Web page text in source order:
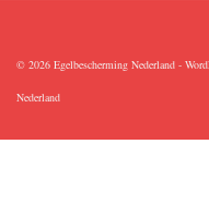
© 2026 Egelbescherming Nederland -
Nederland